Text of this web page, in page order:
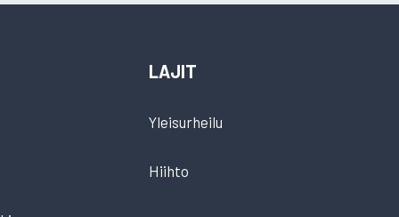
LAJIT
Yleisurheilu
Hiihto